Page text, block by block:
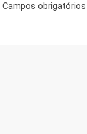
Campos obrigatórios